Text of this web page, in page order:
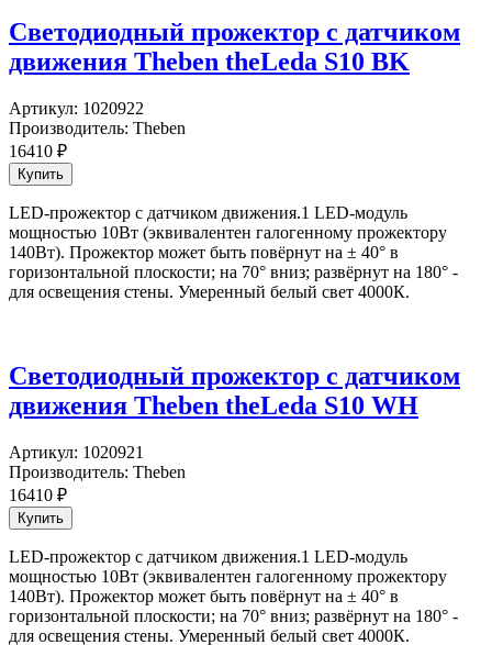
Светодиодный прожектор с датчиком
движения Theben theLeda S10 BK
Артикул: 1020922
Производитель: Theben
16410 ₽
LED-прожектор с датчиком движения.1 LED-модуль
мощностью 10Вт (эквивалентен галогенному прожектору
140Вт). Прожектор может быть повёрнут на ± 40° в
горизонтальной плоскости; на 70° вниз; развёрнут на 180° -
для освещения стены. Умеренный белый свет 4000К.
Светодиодный прожектор с датчиком
движения Theben theLeda S10 WH
Артикул: 1020921
Производитель: Theben
16410 ₽
LED-прожектор с датчиком движения.1 LED-модуль
мощностью 10Вт (эквивалентен галогенному прожектору
140Вт). Прожектор может быть повёрнут на ± 40° в
горизонтальной плоскости; на 70° вниз; развёрнут на 180° -
для освещения стены. Умеренный белый свет 4000К.